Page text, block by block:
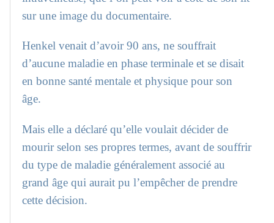
sur une image du documentaire.
Henkel venait d’avoir 90 ans, ne souffrait
d’aucune maladie en phase terminale et se disait
en bonne santé mentale et physique pour son
âge.
Mais elle a déclaré qu’elle voulait décider de
mourir selon ses propres termes, avant de souffrir
du type de maladie généralement associé au
grand âge qui aurait pu l’empêcher de prendre
cette décision.